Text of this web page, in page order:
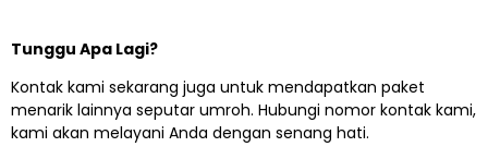
Tunggu Apa Lagi?
Kontak kami sekarang juga untuk mendapatkan paket
menarik lainnya seputar umroh. Hubungi nomor kontak kami,
kami akan melayani Anda dengan senang hati.